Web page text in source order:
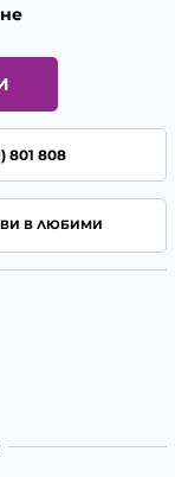
801 808
В ЛЮБИМИ